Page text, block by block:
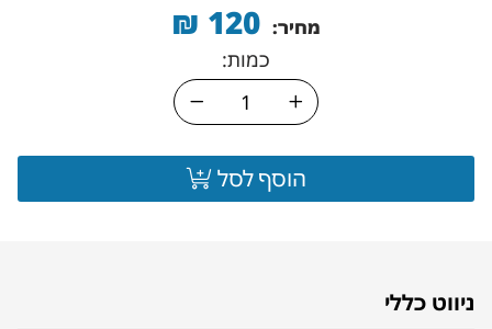
מחיר: 120
₪
כמות:
הוסף לסל
ניווט כללי